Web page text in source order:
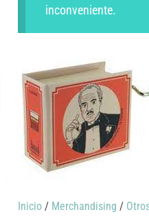
inconveniente.
Inicio / Merchandising /